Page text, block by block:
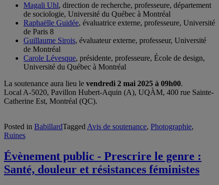
Magali Uhl, direction de recherche, professeure, département
de sociologie, Université du Québec à Montréal
Raphaëlle Guidée, évaluatrice externe, professeure, Université
de Paris 8
Guillaume Sirois, évaluateur externe, professeur, Université
de Montréal
Carole Lévesque, présidente, professeure, École de design,
Université du Québec à Montréal
La soutenance aura lieu le vendredi 2 mai 2025 à 09h00.
Local A-5020, Pavillon Hubert-Aquin (A), UQÀM, 400 rue Sainte-
Catherine Est, Montréal (QC).
Posted in BabillardTagged Avis de soutenance, Photographie,
Ruines
Évènement public - Prescrire le genre :
Santé, douleur et résistances féministes